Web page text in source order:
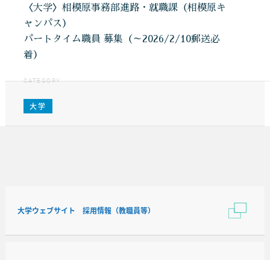
〈大学〉相模原事務部進路・就職課（相模原キ
ャンパス）
パートタイム職員 募集（～2026/2/10郵送必
着）
CATEGORY
大学
大学ウェブサイト 採用情報（教職員等）